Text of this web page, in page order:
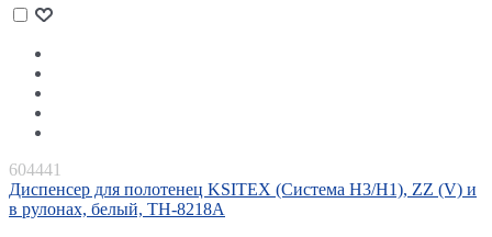
604441
Диспенсер для полотенец KSITEX (Система H3/Н1), ZZ (V) и
в рулонах, белый, ТН-8218A